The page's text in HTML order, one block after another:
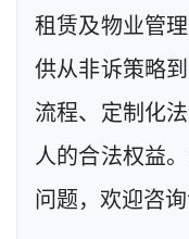
租赁及物业管
供从非诉策略
流程、定制化
人的合法权益
问题，欢迎咨